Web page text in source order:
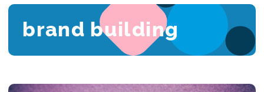
brand building